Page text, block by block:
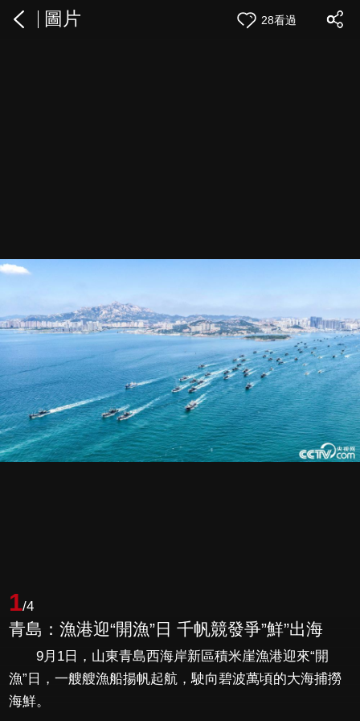
圖片 28看過
1/4
青島：漁港迎“開漁”日 千帆競發爭”鮮”出海
9月1日，山東青島西海岸新區積米崖漁港迎來“開
漁”日，一艘艘漁船揚帆起航，駛向碧波萬頃的大海捕撈
海鮮。